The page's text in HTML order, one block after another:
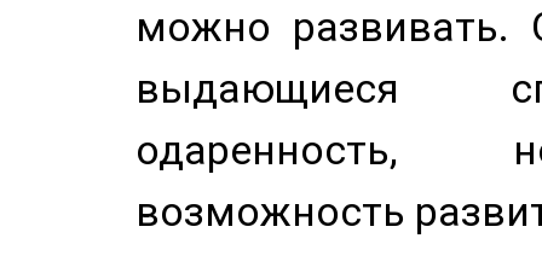
можно развивать.
выдающиеся
одаренность,
возможность